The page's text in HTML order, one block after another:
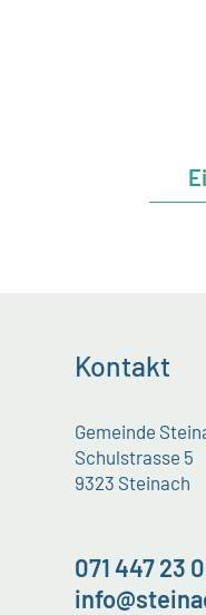
Kontakt
Gemeinde
Schulstrasse 5
9323 Steinach
071 447 23